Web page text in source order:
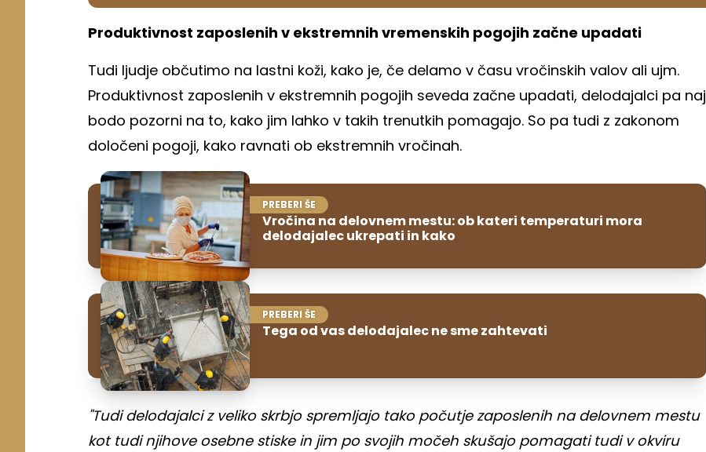
Produktivnost zaposlenih v ekstremnih vremenskih pogojih začne upadati
Tudi ljudje občutimo na lastni koži, kako je, če delamo v času vročinskih valov ali ujm.
Produktivnost zaposlenih v ekstremnih pogojih seveda začne upadati, delodajalci pa naj
bodo pozorni na to, kako jim lahko v takih trenutkih pomagajo. So pa tudi z zakonom
določeni pogoji, kako ravnati ob ekstremnih vročinah.
PREBERI ŠE
Vročina na delovnem mestu: ob kateri temperaturi mora
delodajalec ukrepati in kako
PREBERI ŠE
Tega od vas delodajalec ne sme zahtevati
"Tudi delodajalci z veliko skrbjo spremljajo tako počutje zaposlenih na delovnem mestu
kot tudi njihove osebne stiske in jim po svojih močeh skušajo pomagati tudi v okviru